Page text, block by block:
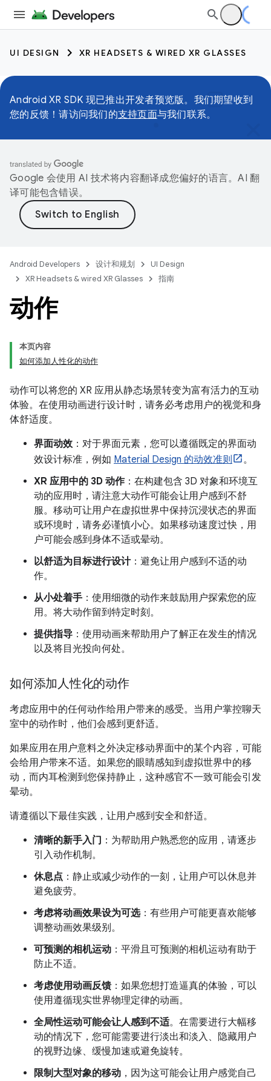
UI DESIGN XR HEADSETS & WIRED XR GLASSES
Android XR SDK 现已推出开发者预览版。我们期望收到
您的反馈！请访问我们的支持页面与我们联系。
Google 会使用 AI 技术将内容翻译成您偏好的语言。AI 翻
译可能包含错误。
Android Developers 设计和规划
UI Design
XR Headsets & wired XR Glasses
指南
动作
本页内容
如何添加人性化的动作
动作可以将您的 XR 应用从静态场景转变为富有活力的互动
体验。在使用动画进行设计时，请务必考虑用户的视觉和身
体舒适度。
界面动效：对于界面元素，您可以遵循既定的界面动
效设计标准，例如 Material Design 的动效准则
。
XR 应用中的 3D 动作：在构建包含 3D 对象和环境互
动的应用时，请注意大动作可能会让用户感到不舒
服。移动可让用户在虚拟世界中保持沉浸状态的界面
或环境时，请务必谨慎小心。如果移动速度过快，用
户可能会感到身体不适或晕动。
以舒适为目标进行设计：避免让用户感到不适的动
作。
从小处着手 ：使用细微的动作来鼓励用户探索您的应
用。将大动作留到特定时刻。
提供指导 ：使用动画来帮助用户了解正在发生的情况
以及将目光投向何处。
如何添加人性化的动作
考虑应用中的任何动作给用户带来的感受。当用户掌控聊天
室中的动作时，他们会感到更舒适。
如果应用在用户意料之外决定移动界面中的某个内容，可能
会给用户带来不适。如果您的眼睛感知到虚拟世界中的移
动，而内耳检测到您保持静止，这种感官不一致可能会引发
晕动。
请遵循以下最佳实践，让用户感到安全和舒适。
清晰的新手入门 ：为帮助用户熟悉您的应用，请逐步
引入动作机制。
休息点 ：静止或减少动作的一刻，让用户可以休息并
避免疲劳。
考虑将动画效果设为可选：有些用户可能更喜欢能够
调整动画效果级别。
可预测的相机运动 ：平滑且可预测的相机运动有助于
防止不适。
考虑使用动画反馈 ：如果您想打造逼真的体验，可以
使用遵循现实世界物理定律的动画。
全局性运动可能会让人感到不适。在需要进行大幅移
动的情况下，您可能需要进行淡出和淡入、隐藏用户
的视野边缘、缓慢加速或避免旋转。
限制大型对象的移动 ，因为这可能会让用户感觉自己